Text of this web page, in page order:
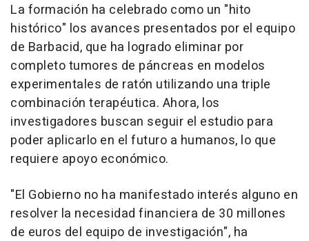
La formación ha celebrado como un "hito
histórico" los avances presentados por el equipo
de Barbacid, que ha logrado eliminar por
completo tumores de páncreas en modelos
experimentales de ratón utilizando una triple
combinación terapéutica. Ahora, los
investigadores buscan seguir el estudio para
poder aplicarlo en el futuro a humanos, lo que
requiere apoyo económico.
"El Gobierno no ha manifestado interés alguno en
resolver la necesidad financiera de 30 millones
de euros del equipo de investigación", ha